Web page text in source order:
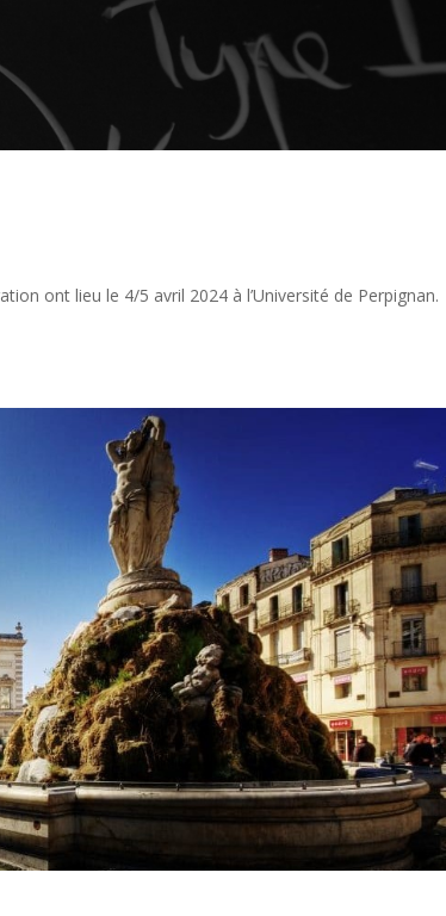
ont lieu le 4/5 avril 2024 à l’Université de Perpignan.